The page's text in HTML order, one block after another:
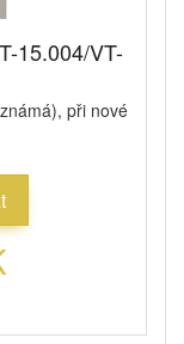
15.004/VT-
při nové